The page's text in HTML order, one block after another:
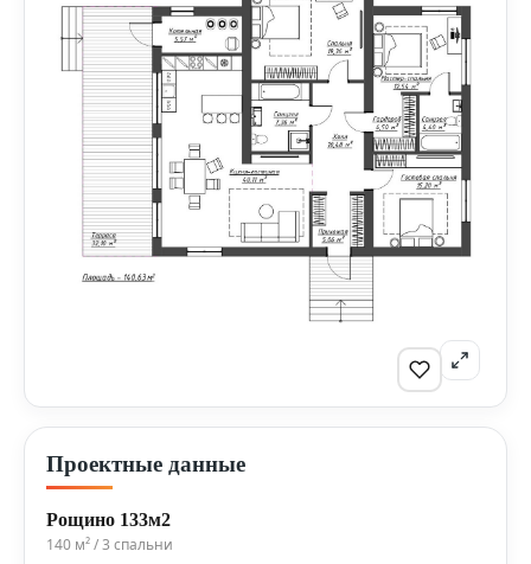
Проектные данные
Рощино 133м2
140 м² / 3 спальни